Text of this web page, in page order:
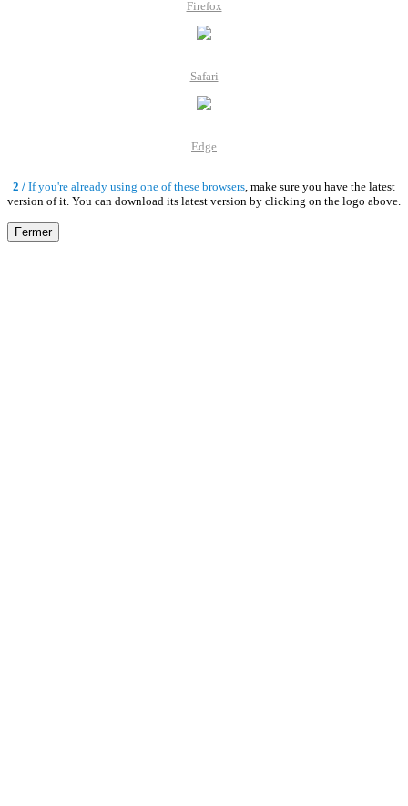
Firefox
Safari
Edge
2 / If you're already using one of these browsers , make sure you have the latest
version of it. You can download its latest version by clicking on the logo above.
Fermer